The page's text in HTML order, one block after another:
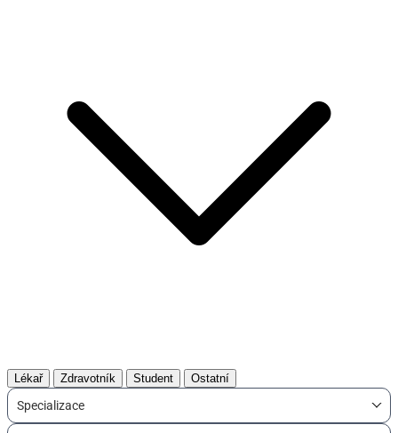
Lékař Zdravotník Student Ostatní
Specializace